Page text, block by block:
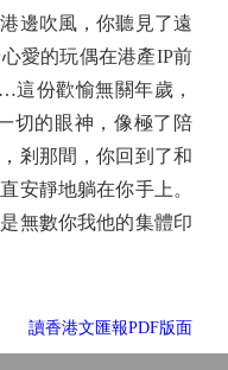
吹風，你聽見了遠
愛的玩偶在港產IP前
份歡愉無關年歲，
切的眼神，像極了陪
剎那間，你回到了和
安靜地躺在你手上。
無數你我他的集體印
讀香港文匯報PDF版面